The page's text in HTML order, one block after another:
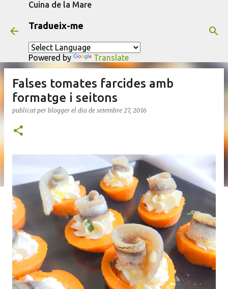
Cuina de la Mare
Tradueix-me
Powered by Translate
Falses tomates farcides amb
formatge i seitons
publicat per blogger el dia de setembre 27, 2016